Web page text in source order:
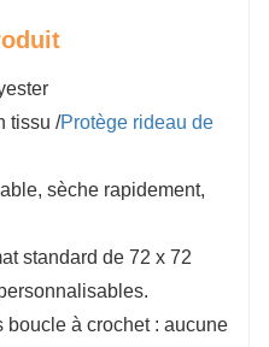
tissu /Protège rideau de
sèche rapidement,
standard de 72 x 72
boucle à crochet : aucune